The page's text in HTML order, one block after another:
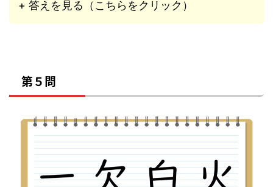
+ 答えを見る（こちらをクリック）
第５問